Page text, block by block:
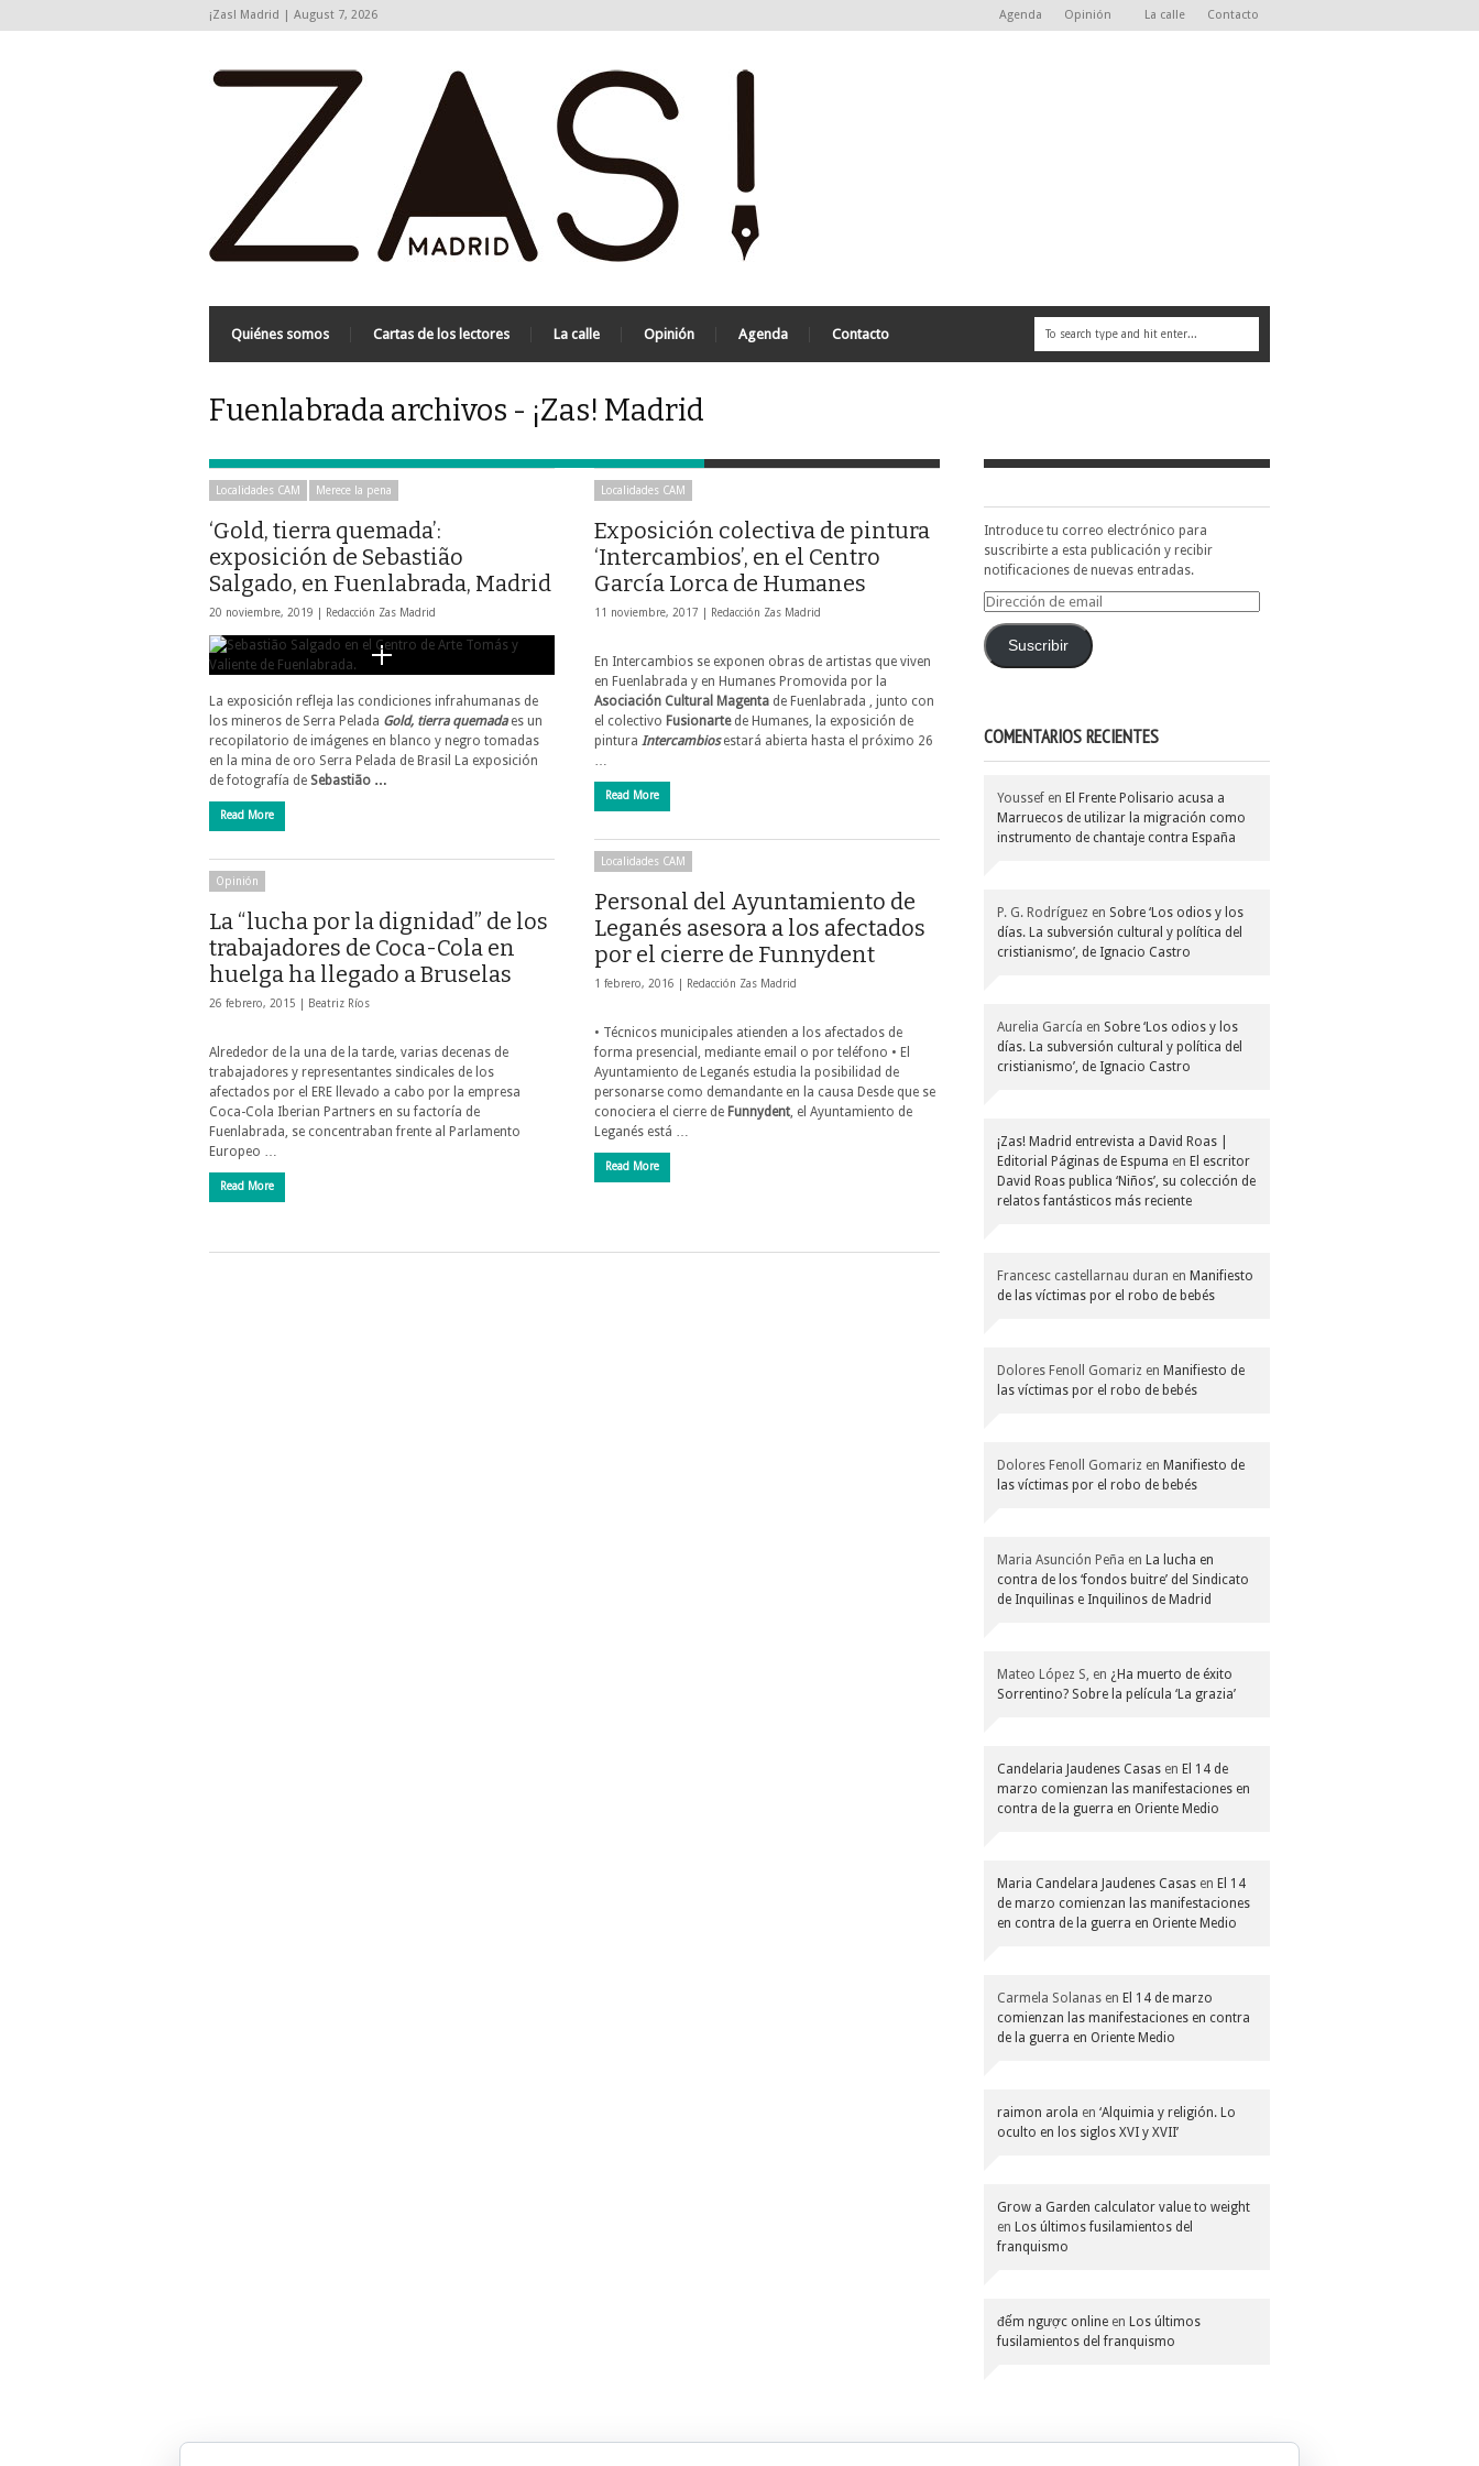
¡Zas! Madrid | August 7, 2026 Agenda Opinión La calle Contacto
Quiénes somos Cartas de los lectores La calle Opinión Agenda Contacto
Fuenlabrada archivos - ¡Zas! Madrid
Localidades CAM Merece la pena
‘Gold, tierra quemada’:
exposición de Sebastião
Salgado, en Fuenlabrada, Madrid
20 noviembre, 2019 | Redacción Zas Madrid
La exposición refleja las condiciones infrahumanas de
los mineros de Serra Pelada Gold, tierra quemada es un
recopilatorio de imágenes en blanco y negro tomadas
en la mina de oro Serra Pelada de Brasil La exposición
de fotografía de Sebastião …
Read More
Localidades CAM
Exposición colectiva de pintura
‘Intercambios’, en el Centro
García Lorca de Humanes
11 noviembre, 2017 | Redacción Zas Madrid
En Intercambios se exponen obras de artistas que viven
en Fuenlabrada y en Humanes Promovida por la
Asociación Cultural Magenta de Fuenlabrada , junto con
el colectivo Fusionartede Humanes, la exposición de
pintura Intercambiosestará abierta hasta el próximo 26
…
Read More
Localidades CAM
Personal del Ayuntamiento de
Leganés asesora a los afectados
por el cierre de Funnydent
1 febrero, 2016 | Redacción Zas Madrid
• Técnicos municipales atienden a los afectados de
forma presencial, mediante email o por teléfono • El
Ayuntamiento de Leganés estudia la posibilidad de
personarse como demandante en la causa Desde que se
conociera el cierre de Funnydent, el Ayuntamiento de
Leganés está …
Read More
Opinión
La “lucha por la dignidad” de los
trabajadores de Coca-Cola en
huelga ha llegado a Bruselas
26 febrero, 2015 | Beatriz Ríos
Alrededor de la una de la tarde, varias decenas de
trabajadores y representantes sindicales de los
afectados por el ERE llevado a cabo por la empresa
Coca-Cola Iberian Partners en su factoría de
Fuenlabrada, se concentraban frente al Parlamento
Europeo …
Read More
Introduce tu correo electrónico para
suscribirte a esta publicación y recibir
notificaciones de nuevas entradas.
Dirección
emailSuscribir
COMENTARIOS RECIENTES
Youssef en El Frente Polisario acusa a
Marruecos de utilizar la migración como
instrumento de chantaje contra España
P. G. Rodríguez en Sobre ‘Los odios y los
días. La subversión cultural y política del
cristianismo’, de Ignacio Castro
Aurelia García en Sobre ‘Los odios y los
días. La subversión cultural y política del
cristianismo’, de Ignacio Castro
¡Zas! Madrid entrevista a David Roas |
Editorial Páginas de Espuma en El escritor
David Roas publica ‘Niños’, su colección de
relatos fantásticos más reciente
Francesc castellarnau duran en Manifiesto
de las víctimas por el robo de bebés
Dolores Fenoll Gomariz en Manifiesto de
las víctimas por el robo de bebés
Dolores Fenoll Gomariz en Manifiesto de
las víctimas por el robo de bebés
Maria Asunción Peña en La lucha en
contra de los ‘fondos buitre’ del Sindicato
de Inquilinas e Inquilinos de Madrid
Mateo López S, en ¿Ha muerto de éxito
Sorrentino? Sobre la película ‘La grazia’
Candelaria Jaudenes Casas en El 14 de
marzo comienzan las manifestaciones en
contra de la guerra en Oriente Medio
Maria Candelara Jaudenes Casas en El 14
de marzo comienzan las manifestaciones
en contra de la guerra en Oriente Medio
Carmela Solanas en El 14 de marzo
comienzan las manifestaciones en contra
de la guerra en Oriente Medio
raimon arola en ‘Alquimia y religión. Lo
oculto en los siglos XVI y XVII’
Grow a Garden calculator value to weight
en Los últimos fusilamientos del
franquismo
đếm ngược online en Los últimos
fusilamientos del franquismo